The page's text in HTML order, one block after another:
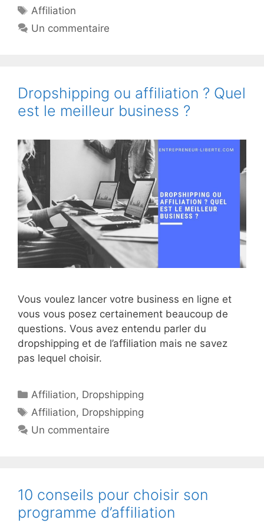
Étiquettes
Affiliation
Un commentaire
Dropshipping ou affiliation ? Quel
est le meilleur business ?
Vous voulez lancer votre business en ligne et
vous vous posez certainement beaucoup de
questions. Vous avez entendu parler du
dropshipping et de l’affiliation mais ne savez
pas lequel choisir.
Catégories
Affiliation, Dropshipping
Étiquettes
Affiliation, Dropshipping
Un commentaire
10 conseils pour choisir son
programme d’affiliation